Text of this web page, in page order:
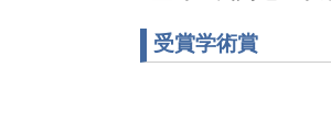
受賞学術賞